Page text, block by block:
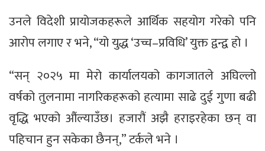
उनले विदेशी प्रायोजकहरूले आर्थिक सहयोग गरेको पनि
आरोप लगाए र भने, “यो युद्ध ‘उच्च–प्रविधि’ युक्त द्वन्द्व हो ।
“सन् २०२५ मा मेरो कार्यालयको कागजातले अघिल्लो
वर्षको तुलनामा नागरिकहरूको हत्यामा साढे दुई गुणा बढी
वृद्धि भएको औंल्याउँछ। हजारौं अझै हराइरहेका छन् वा
पहिचान हुन सकेका छैनन्,” टर्कले भने ।